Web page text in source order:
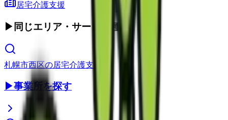
居宅介護支援
▶ 同じエリア・サービス種別
札幌市西区の居宅介護支援
▶事業所を探す